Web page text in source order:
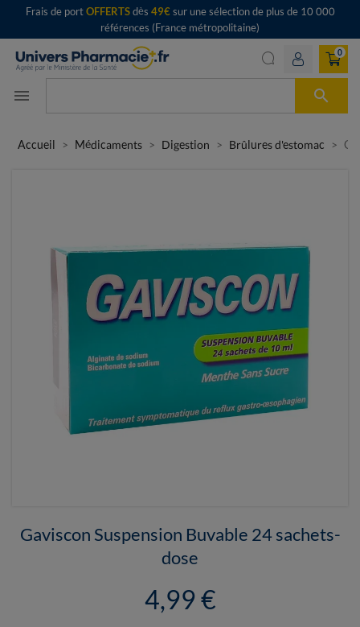
Frais de portOFFERTSdès 49€sur une sélection de plus de 10 000
références (France métropolitaine)
menu 
0
Accueil Médicaments Digestion Brûlures d'estomac
Gaviscon Suspension Buvable 24 sachets-
dose
4,99 €